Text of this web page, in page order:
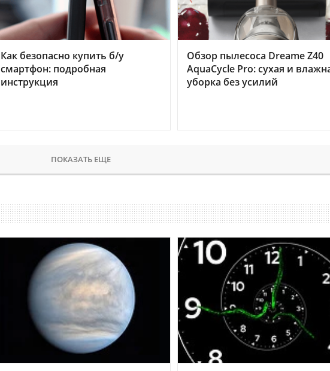
Как безопасно купить б/у
смартфон: подробная
инструкция
Обзор пылесоса Dreame Z40
AquaCycle Pro: сухая и
уборка без усилий
ПОКАЗАТЬ ЕЩЕ